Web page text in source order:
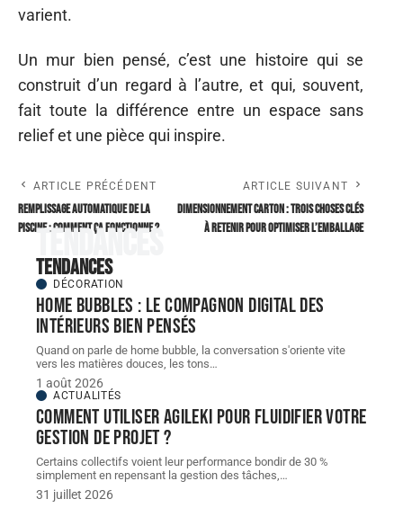
varient.
Un mur bien pensé, c’est une histoire qui se
construit d’un regard à l’autre, et qui, souvent,
fait toute la différence entre un espace sans
relief et une pièce qui inspire.
ARTICLE PRÉCÉDENT
Remplissage automatique de la
piscine : comment ça fonctionne ?
ARTICLE SUIVANT
Dimensionnement carton : trois choses clés
à retenir pour optimiser l’emballage
Tendances
Tendances
DÉCORATION
Home bubbles : le compagnon digital des
intérieurs bien pensés
Quand on parle de home bubble, la conversation s'oriente vite
vers les matières douces, les tons…
1 août 2026
ACTUALITÉS
Comment utiliser Agileki pour fluidifier votre
gestion de projet ?
Certains collectifs voient leur performance bondir de 30 %
simplement en repensant la gestion des tâches,…
31 juillet 2026